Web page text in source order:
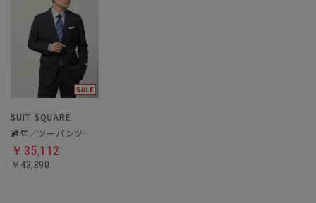
SUIT SQUARE
通年／ツーパンツスーツ
￥35,112
￥43,890